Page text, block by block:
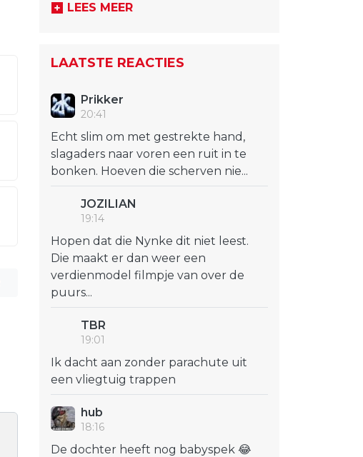
LEES MEER
LAATSTE REACTIES
Prikker
20:41
Echt slim om met gestrekte hand,
slagaders naar voren een ruit in te
bonken. Hoeven die scherven nie...
JOZILIAN
19:14
Hopen dat die Nynke dit niet leest.
Die maakt er dan weer een
verdienmodel filmpje van over de
puurs...
TBR
19:01
Ik dacht aan zonder parachute uit
een vliegtuig trappen
hub
18:16
De dochter heeft nog babyspek 😂